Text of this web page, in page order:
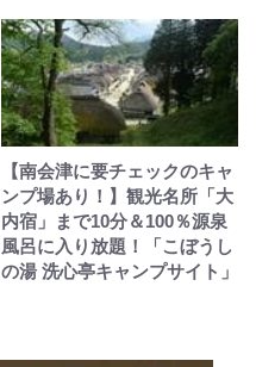
【南会津に要チェックのキャ
ンプ場あり！】観光名所「大
内宿」まで10分＆100％源泉
風呂に入り放題！「こぼうし
の湯 洗心亭キャンプサイト」